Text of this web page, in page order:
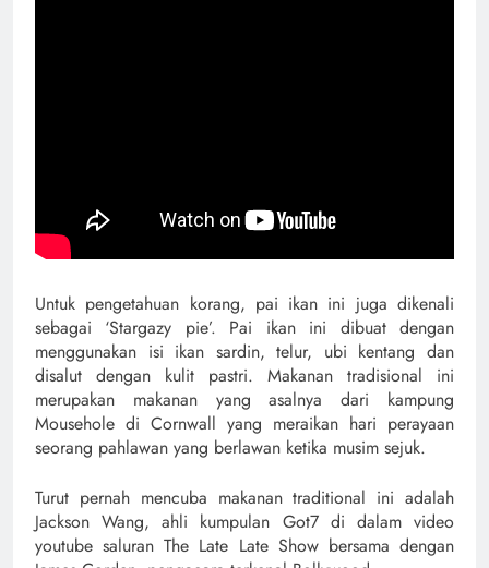
Untuk pengetahuan korang, pai ikan ini juga dikenali
sebagai ‘Stargazy pie’. Pai ikan ini dibuat dengan
menggunakan isi ikan sardin, telur, ubi kentang dan
disalut dengan kulit pastri. Makanan tradisional ini
merupakan makanan yang asalnya dari kampung
Mousehole di Cornwall yang meraikan hari perayaan
seorang pahlawan yang berlawan ketika musim sejuk.
Turut pernah mencuba makanan traditional ini adalah
Jackson Wang, ahli kumpulan Got7 di dalam video
youtube saluran The Late Late Show bersama dengan